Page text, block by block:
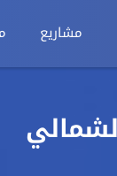
مشاريع